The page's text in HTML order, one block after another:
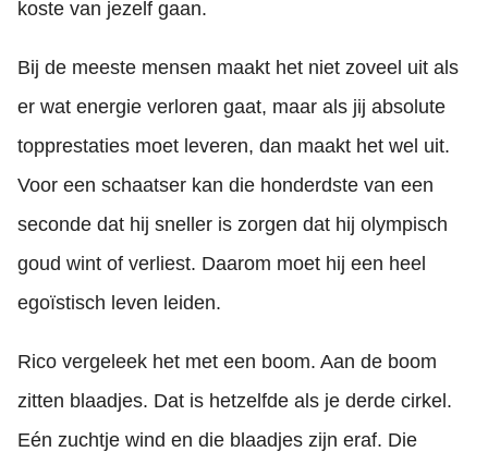
koste van jezelf gaan.
Bij de meeste mensen maakt het niet zoveel uit als
er wat energie verloren gaat, maar als jij absolute
topprestaties moet leveren, dan maakt het wel uit.
Voor een schaatser kan die honderdste van een
seconde dat hij sneller is zorgen dat hij olympisch
goud wint of verliest. Daarom moet hij een heel
egoïstisch leven leiden.
Rico vergeleek het met een boom. Aan de boom
zitten blaadjes. Dat is hetzelfde als je derde cirkel.
Eén zuchtje wind en die blaadjes zijn eraf. Die